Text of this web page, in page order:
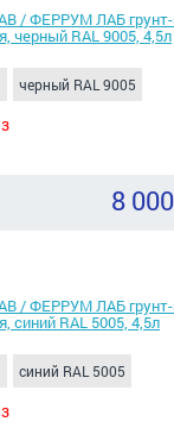
/ ФЕРРУМ ЛАБ
черный RAL 9005, 4,5л
черный RAL 9005
8 000
/ ФЕРРУМ ЛАБ
синий RAL 5005, 4,5л
синий RAL 5005